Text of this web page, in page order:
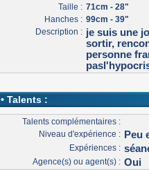
Taille : 71cm - 28"
Hanches : 99cm - 39"
Description : je suis une
sortir,
personne
• Talents :
Talents complémentaires :
Niveau d'expérience : Peu
Expériences :
Agence(s) ou agent(s) : Oui